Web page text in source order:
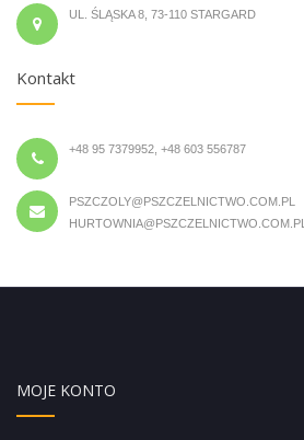
UL. ŚLĄSKA 8, 73-110 STARGARD
Kontakt
+48 95 7379952, +48 603 556787
PSZCZOLY@PSZCZELNICTWO.COM.PL
HURTOWNIA@PSZCZELNICTWO.COM.PL
MOJE KONTO